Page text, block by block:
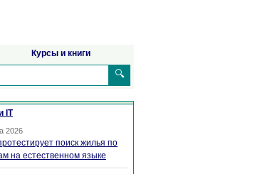
Курсы и книги
🔍
IT
2026
поиск жилья по
на естественном языке